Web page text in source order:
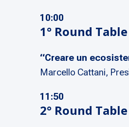
10:00
1° Round
“Creare un
Marcello Cattani,
11:50
2° Round